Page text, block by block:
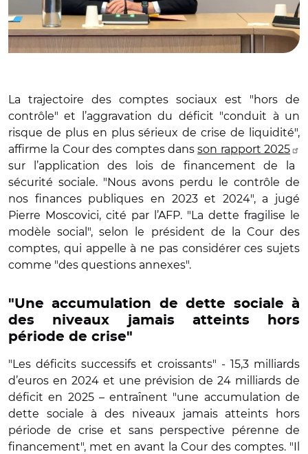
La trajectoire des comptes sociaux est "hors de
contrôle" et l’aggravation du déficit "conduit à un
risque de plus en plus sérieux de crise de liquidité",
affirme la Cour des comptes dansson rapport 2025
sur l’application des lois de financement de la
sécurité sociale. "Nous avons perdu le contrôle de
nos finances publiques en 2023 et 2024", a jugé
Pierre Moscovici, cité par l’AFP. "La dette fragilise le
modèle social", selon le président de la Cour des
comptes, qui appelle à ne pas considérer ces sujets
comme "des questions annexes".
"Une accumulation de dette sociale à
des niveaux jamais atteints hors
période de crise"
"Les déficits successifs et croissants" - 15,3 milliards
d’euros en 2024 et une prévision de 24 milliards de
déficit en 2025 – entraînent "une accumulation de
dette sociale à des niveaux jamais atteints hors
période de crise et sans perspective pérenne de
financement", met en avant la Cour des comptes. "Il